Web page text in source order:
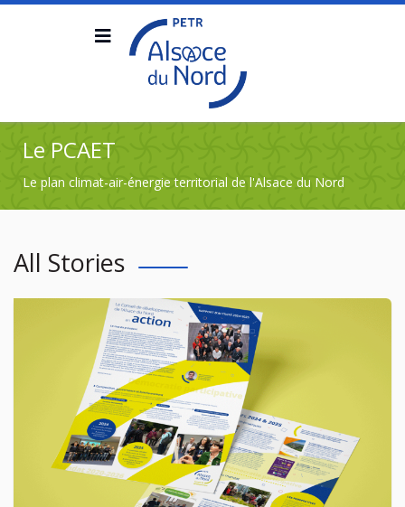
Le PCAET
Le plan climat-air-énergie territorial de l'Alsace du Nord
All Stories